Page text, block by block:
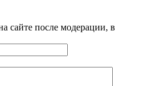
сайте после модерации, в